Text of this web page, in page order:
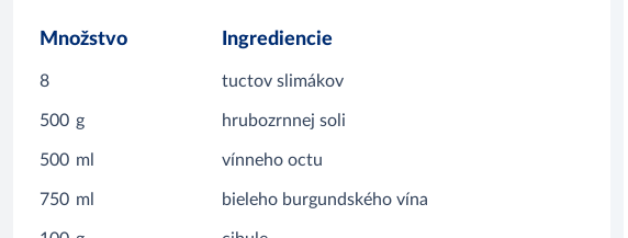
Množstvo Ingrediencie
8 tuctov slimákov
500 g hrubozrnnej soli
500 ml vínneho octu
750 ml bieleho burgundského vína